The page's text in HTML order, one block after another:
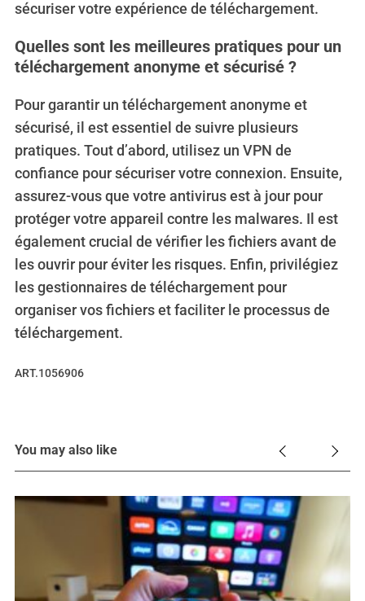
sécuriser votre expérience de téléchargement.
Quelles sont les meilleures pratiques pour un
téléchargement anonyme et sécurisé ?
Pour garantir un téléchargement anonyme et
sécurisé, il est essentiel de suivre plusieurs
pratiques. Tout d’abord, utilisez un VPN de
confiance pour sécuriser votre connexion. Ensuite,
assurez-vous que votre antivirus est à jour pour
protéger votre appareil contre les malwares. Il est
également crucial de vérifier les fichiers avant de
les ouvrir pour éviter les risques. Enfin, privilégiez
les gestionnaires de téléchargement pour
organiser vos fichiers et faciliter le processus de
téléchargement.
ART.1056906
You may also like